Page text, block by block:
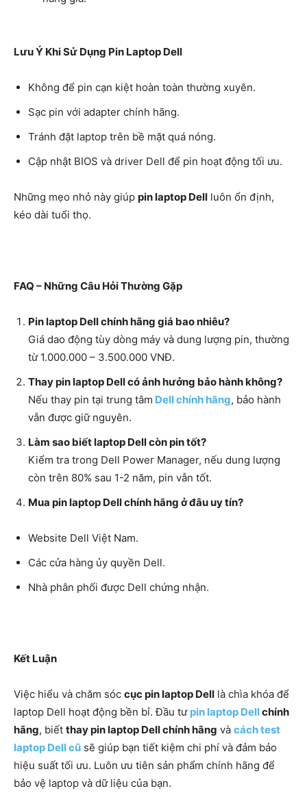
Lưu Ý Khi Sử Dụng Pin Laptop Dell
Không để pin cạn kiệt hoàn toàn thường xuyên.
Sạc pin với adapter chính hãng.
Tránh đặt laptop trên bề mặt quá nóng.
Cập nhật BIOS và driver Dell để pin hoạt động tối ưu.
Những mẹo nhỏ này giúp pin laptop Dell luôn ổn định,
kéo dài tuổi thọ.
FAQ – Những Câu Hỏi Thường Gặp
Pin laptop Dell chính hãng giá bao nhiêu?
Giá dao động tùy dòng máy và dung lượng pin, thường
từ 1.000.000 – 3.500.000 VNĐ.
Thay pin laptop Dell có ảnh hưởng bảo hành không?
Nếu thay pin tại trung tâm Dell chính hãng, bảo hành
vẫn được giữ nguyên.
Làm sao biết laptop Dell còn pin tốt?
Kiểm tra trong Dell Power Manager, nếu dung lượng
còn trên 80% sau 1-2 năm, pin vẫn tốt.
Mua pin laptop Dell chính hãng ở đâu uy tín?
Website Dell Việt Nam.
Các cửa hàng ủy quyền Dell.
Nhà phân phối được Dell chứng nhận.
Kết Luận
Việc hiểu và chăm sóc cục pin laptop Dell là chìa khóa để
laptop Dell hoạt động bền bỉ. Đầu tư pin laptop Dellchính
hãng, biết thay pin laptop Dell chính hãng và cách test
laptop Dell cũ sẽ giúp bạn tiết kiệm chi phí và đảm bảo
hiệu suất tối ưu. Luôn ưu tiên sản phẩm chính hãng để
bảo vệ laptop và dữ liệu của bạn.